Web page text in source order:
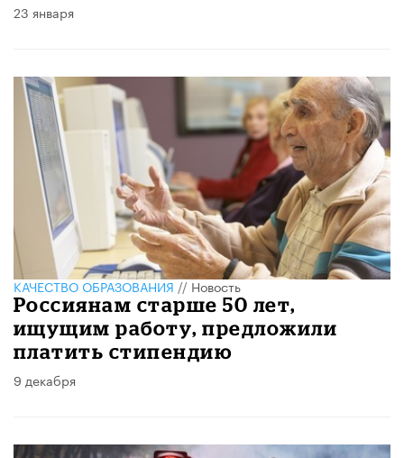
23 января
КАЧЕСТВО ОБРАЗОВАНИЯ//Новость
Россиянам старше 50 лет,
ищущим работу, предложили
платить стипендию
9 декабря